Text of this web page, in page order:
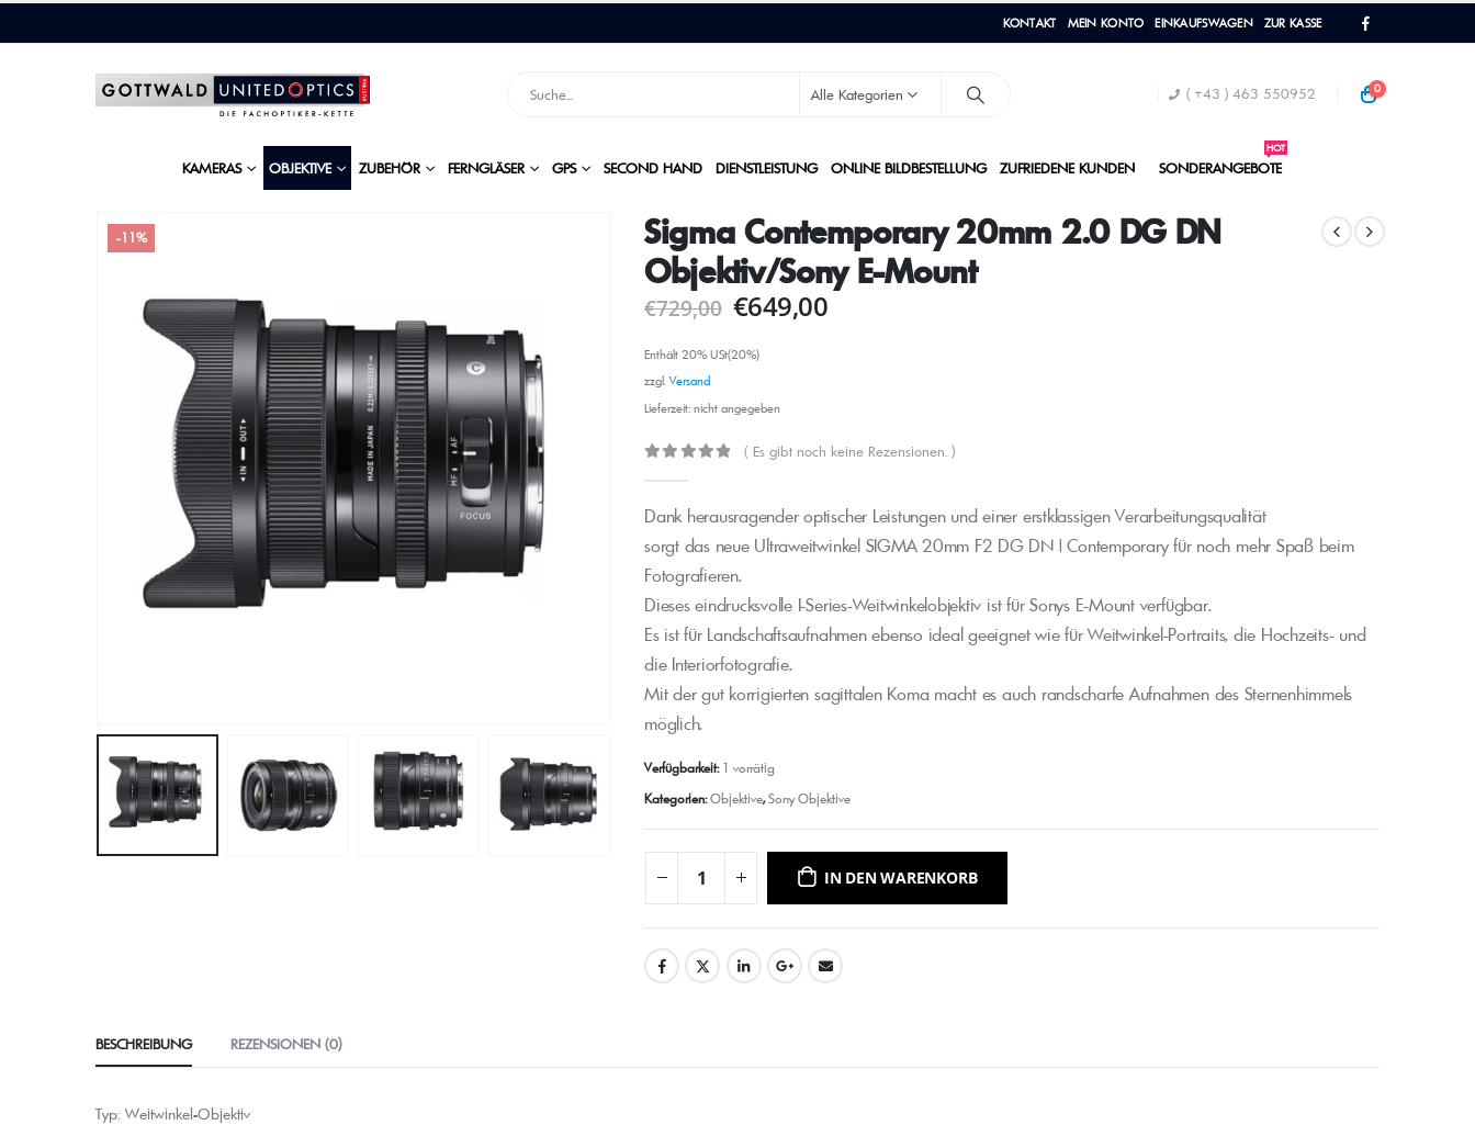
KONTAKT MEIN KONTO EINKAUFSWAGEN ZUR KASSE
Alle Kategorien ( +43 ) 463 550952 0
KAMERAS OBJEKTIVE ZUBEHÖR FERNGLÄSER GPS SECOND HAND DIENSTLEISTUNG ONLINE BILDBESTELLUNG ZUFRIEDENE KUNDEN SONDERANGEBOTE
HOT
-11%
Sigma Contemporary 20mm 2.0 DG DN
Objektiv/Sony E-Mount
€729,00 €649,00
Enthält 20% USt(20%)
zzgl.Versand
Lieferzeit: nicht angegeben
( Es gibt noch keine Rezensionen. )
Dank herausragender optischer Leistungen und einer erstklassigen Verarbeitungsqualität
sorgt das neue Ultraweitwinkel SIGMA 20mm F2 DG DN | Contemporary für noch mehr Spaß beim
Fotografieren.
Dieses eindrucksvolle I-Series-Weitwinkelobjektiv ist für Sonys E-Mount verfügbar.
Es ist für Landschaftsaufnahmen ebenso ideal geeignet wie für Weitwinkel-Portraits, die Hochzeits- und
die Interiorfotografie.
Mit der gut korrigierten sagittalen Koma macht es auch randscharfe Aufnahmen des Sternenhimmels
möglich.
Verfügbarkeit: 1 vorrätig
Kategorien:Objektive,Sony Objektive
IN DEN WARENKORB
BESCHREIBUNG REZENSIONEN (0)
Typ: Weitwinkel-Objektiv